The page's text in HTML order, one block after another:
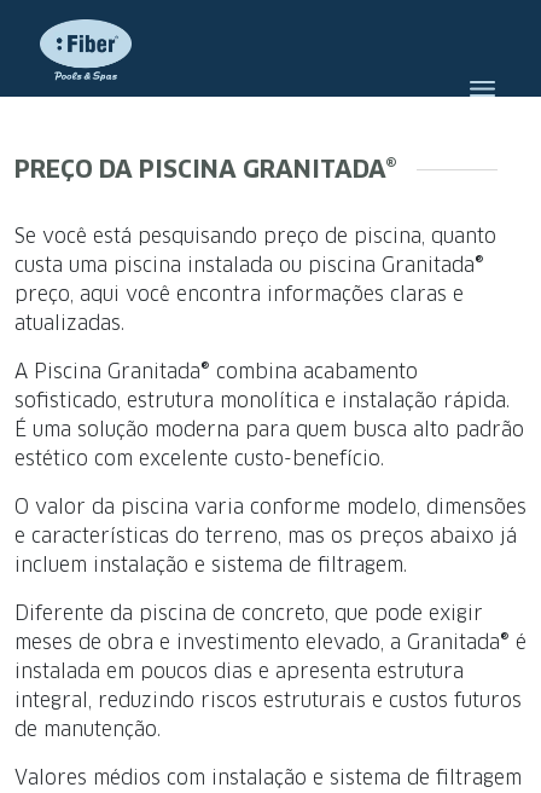
PREÇO DA PISCINA GRANITADA®
Se você está pesquisando preço de piscina, quanto
custa uma piscina instalada ou piscina Granitada®
preço, aqui você encontra informações claras e
atualizadas.
A Piscina Granitada® combina acabamento
sofisticado, estrutura monolítica e instalação rápida.
É uma solução moderna para quem busca alto padrão
estético com excelente custo-benefício.
O valor da piscina varia conforme modelo, dimensões
e características do terreno, mas os preços abaixo já
incluem instalação e sistema de filtragem.
Diferente da piscina de concreto, que pode exigir
meses de obra e investimento elevado, a Granitada® é
instalada em poucos dias e apresenta estrutura
integral, reduzindo riscos estruturais e custos futuros
de manutenção.
Valores médios com instalação e sistema de filtragem